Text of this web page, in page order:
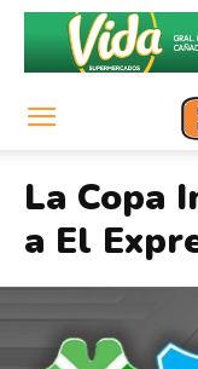
La Copa
a El